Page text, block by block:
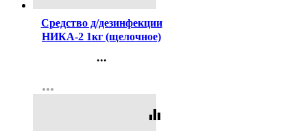
Средство д/дезинфекции
НИКА-2 1кг (щелочное)
...
Регистрация
more_horiz
equalizer